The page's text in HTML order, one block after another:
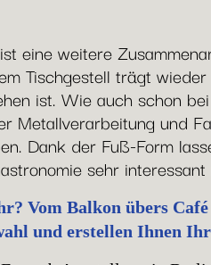
ist eine weitere
Tischgestell trägt
ist. Wie auch schon
Metallverarbeitung und
Dank der Fuß-Form
sehr
Vom Balkon übers
und erstellen Ihnen Ihr